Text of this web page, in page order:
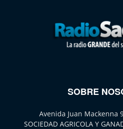
SOBRE
Avenida Juan Mackenna
SOCIEDAD AGRICOLA Y